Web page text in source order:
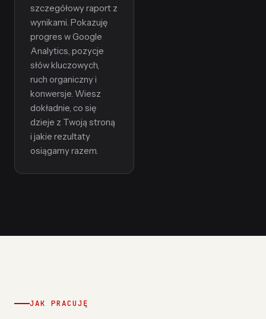
szczegółowy raport z
wynikami. Pokazuję
progres w Google
Analytics, pozycje
słów kluczowych,
ruch organiczny i
konwersje. Wiesz
dokładnie, co się
dzieje z Twoją stroną
i jakie rezultaty
osiągamy razem.
JAK PRACUJĘ